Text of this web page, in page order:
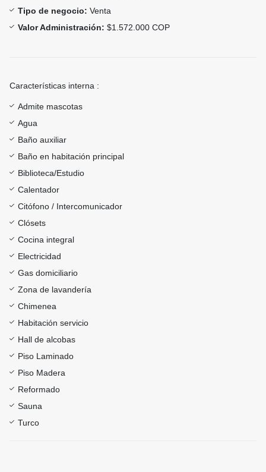
Tipo de negocio: Venta
Valor Administración: $1.572.000 COP
Características interna :
Admite mascotas
Agua
Baño auxiliar
Baño en habitación principal
Biblioteca/Estudio
Calentador
Citófono / Intercomunicador
Clósets
Cocina integral
Electricidad
Gas domiciliario
Zona de lavandería
Chimenea
Habitación servicio
Hall de alcobas
Piso Laminado
Piso Madera
Reformado
Sauna
Turco